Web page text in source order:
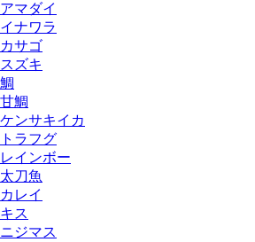
アマダイ
イナワラ
カサゴ
スズキ
鯛
甘鯛
ケンサキイカ
トラフグ
レインボー
太刀魚
カレイ
キス
ニジマス